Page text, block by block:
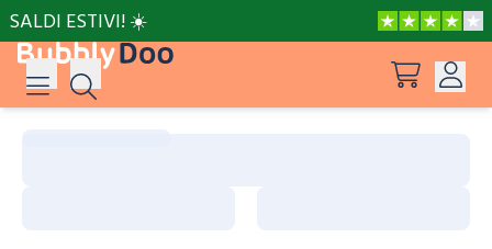
SALDI ESTIVI! ☀️